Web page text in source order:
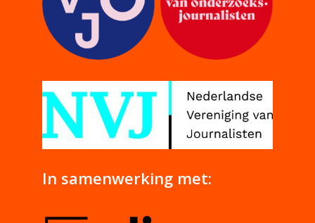
In samenwerking met: